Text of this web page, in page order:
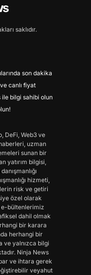
saklıdır.
son dakika
canlı fiyat
bilgi sahibi olun
DeFi, Web3 ve
uzman
sunan bir
yatırım bilgisi,
hizmeti,
risk ve getiri
özel olarak
e-bültenlerimiz
dahil olmak
bir karara
herhangi bir
ve yalnızca bilgi
Ninja News
ve ihtara gerek
veyahut